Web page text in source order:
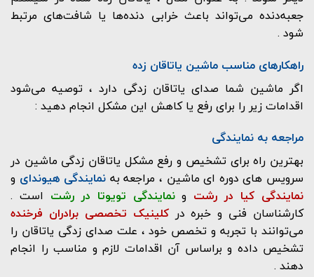
جعبه‌دنده می‌تواند باعث خرابی دنده‌ها یا شافت‌های مرتبط
شود .
راهکارهای مناسب ماشین یاتاقان زده
اگر ماشین شما صدای یاتاقان زدگی دارد ، توصیه می‌شود
اقدامات زیر را برای رفع یا کاهش این مشکل انجام دهید :
مراجعه به نمایندگی
بهترین راه برای تشخیص و رفع مشکل یاتاقان زدگی ماشین در
سرویس های دوره ای ماشین ، مراجعه به نمایندگی هیوندای و
نمایندگی کیا در رشت ونمایندگی تویوتا در رشت است .
کارشناسان فنی و خبره درکلینیک تخصصی برادران فرخنده
می‌توانند با تجربه و تخصص خود ، علت صدای زدگی یاتاقان را
تشخیص داده و براساس آن اقدامات لازم و مناسب را انجام
دهند .